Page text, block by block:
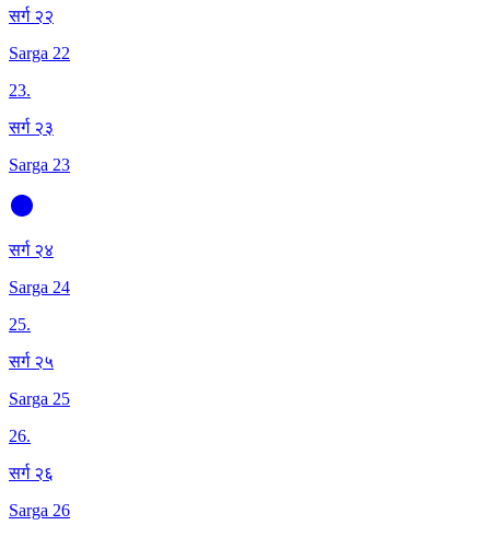
सर्ग २२
Sarga 22
23.
सर्ग २३
Sarga 23
सर्ग २४
Sarga 24
25.
सर्ग २५
Sarga 25
26.
सर्ग २६
Sarga 26